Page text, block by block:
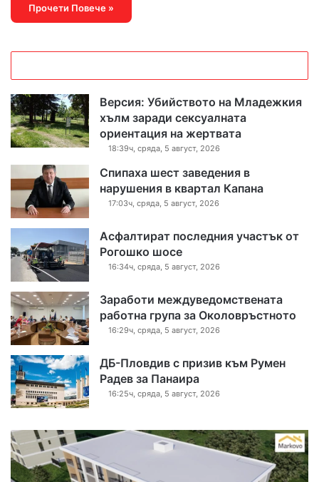
Прочети Повече »
Версия: Убийството на Младежкия
хълм заради сексуалната
ориентация на жертвата
18:39ч, сряда, 5 август, 2026
Спипаха шест заведения в
нарушения в квартал Капана
17:03ч, сряда, 5 август, 2026
Асфалтират последния участък от
Рогошко шосе
16:34ч, сряда, 5 август, 2026
Заработи междуведомствената
работна група за Околовръстното
16:29ч, сряда, 5 август, 2026
ДБ-Пловдив с призив към Румен
Радев за Панаира
16:25ч, сряда, 5 август, 2026